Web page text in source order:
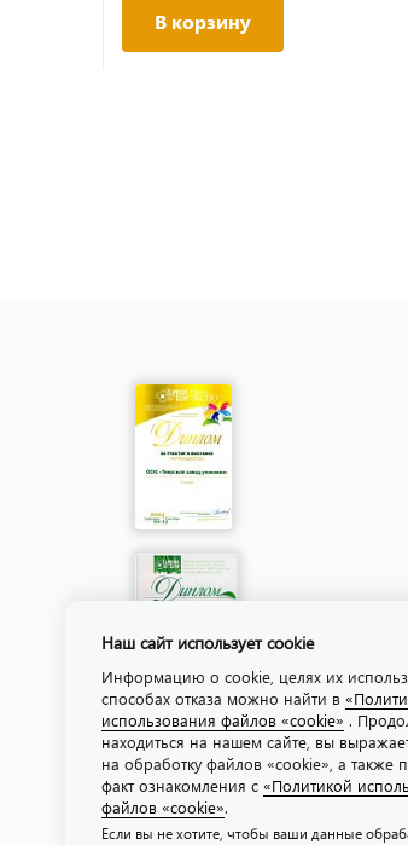
В корзину
Наш сайт использует cookie
Информацию о cookie, целях их
способах отказа можно найти в
использования файлов «cookie» .
находиться на нашем сайте, вы
на обработку файлов «cookie», а также
факт ознакомления с «Политикой
файлов «cookie».
Если вы не хотите, чтобы ваши данные